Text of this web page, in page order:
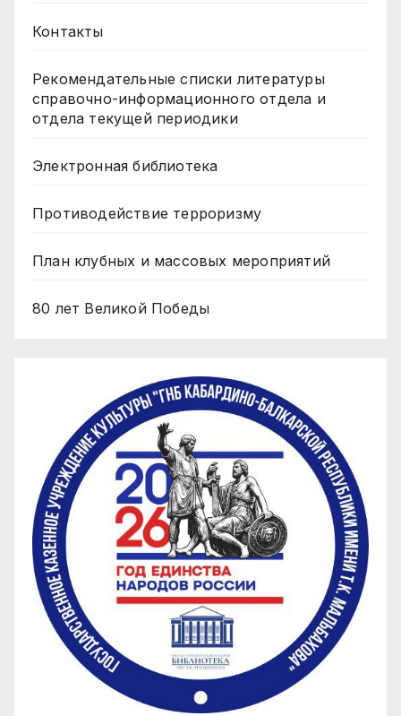
Контакты
Рекомендательные списки литературы
справочно-информационного отдела и
отдела текущей периодики
Электронная библиотека
Противодействие терроризму
План клубных и массовых мероприятий
80 лет Великой Победы